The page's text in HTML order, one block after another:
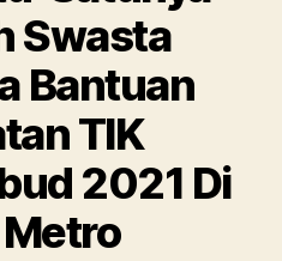
Swasta
Bantuan
TIK
2021 Di